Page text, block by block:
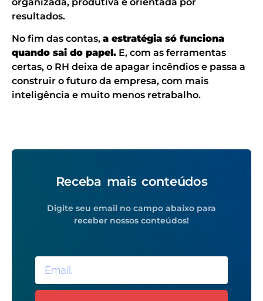
resultados.
No fim das contas, a estratégia só funciona
quando sai do papel. E, com as ferramentas
certas, o RH deixa de apagar incêndios e passa a
construir o futuro da empresa, com mais
inteligência e muito menos retrabalho.
Receba mais conteúdos
Digite seu email no campo abaixo para
receber nossos conteúdos!